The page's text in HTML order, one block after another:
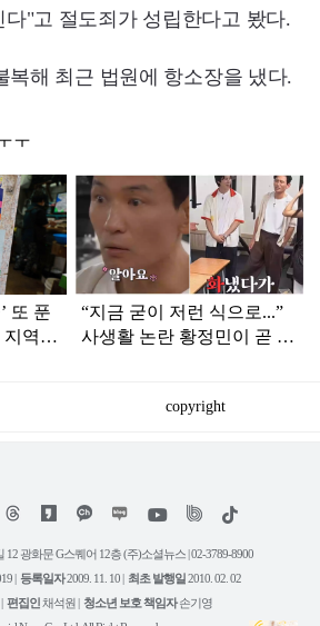
"고 절도죄가 성립한다고 봤다.
복해 최근 법원에 항소장을 냈다.
ㅜ
또 푼
역은
“지금 굳이 저런 식으로...”
사생활 논란 황정민이 곧 출
copyright
위
트
유
튜
틱
광화문 G스퀘어 12층 (주)소셜뉴스 | 02-3789-8900
| 등록일자2009. 11. 10 | 최초 발행일2010. 02. 02
편집인채석원 | 청소년 보호 책임자손기영